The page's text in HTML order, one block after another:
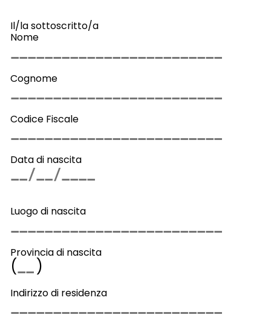
Il/la sottoscritto/a
Nome
Cognome
Codice Fiscale
Data di nascita
Luogo di nascita
Provincia di nascita
( )
Indirizzo di residenza